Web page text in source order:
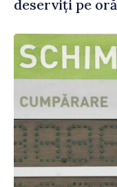
deserviți pe